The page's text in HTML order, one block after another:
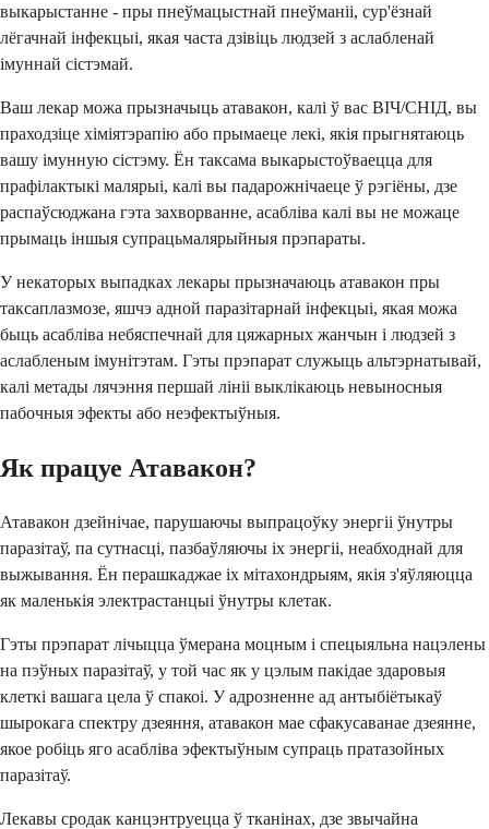
выкарыстанне - пры пнеўмацыстнай пнеўманіі, сур'ёзнай
лёгачнай інфекцыі, якая часта дзівіць людзей з аслабленай
імуннай сістэмай.
Ваш лекар можа прызначыць атавакон, калі ў вас ВІЧ/СНІД, вы
праходзіце хіміятэрапію або прымаеце лекі, якія прыгнятаюць
вашу імунную сістэму. Ён таксама выкарыстоўваецца для
прафілактыкі малярыі, калі вы падарожнічаеце ў рэгіёны, дзе
распаўсюджана гэта захворванне, асабліва калі вы не можаце
прымаць іншыя супрацьмалярыйныя прэпараты.
У некаторых выпадках лекары прызначаюць атавакон пры
таксаплазмозе, яшчэ адной паразітарнай інфекцыі, якая можа
быць асабліва небяспечнай для цяжарных жанчын і людзей з
аслабленым імунітэтам. Гэты прэпарат служыць альтэрнатывай,
калі метады лячэння першай лініі выклікаюць невыносныя
пабочныя эфекты або неэфектыўныя.
Як працуе Атавакон?
Атавакон дзейнічае, парушаючы выпрацоўку энергіі ўнутры
паразітаў, па сутнасці, пазбаўляючы іх энергіі, неабходнай для
выжывання. Ён перашкаджае іх мітахондрыям, якія з'яўляюцца
як маленькія электрастанцыі ўнутры клетак.
Гэты прэпарат лічыцца ўмерана моцным і спецыяльна нацэлены
на пэўных паразітаў, у той час як у цэлым пакідае здаровыя
клеткі вашага цела ў спакоі. У адрозненне ад антыбіётыкаў
шырокага спектру дзеяння, атавакон мае сфакусаванае дзеянне,
якое робіць яго асабліва эфектыўным супраць пратазойных
паразітаў.
Лекавы сродак канцэнтруецца ў тканінах, дзе звычайна